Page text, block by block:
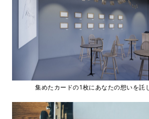
集めたカードの1枚にあなたの想いを託